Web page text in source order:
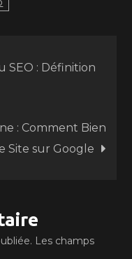
SEO : Définition
: Comment Bien
Site sur Google
Les champs